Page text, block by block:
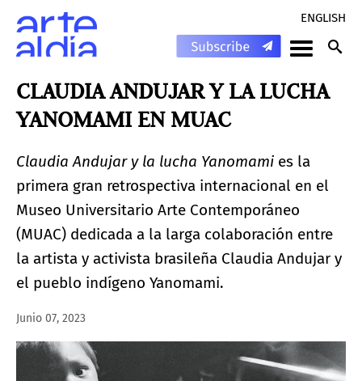
ENGLISH
CLAUDIA ANDUJAR Y LA LUCHA
YANOMAMI EN MUAC
Claudia Andujar y la lucha Yanomami es la
primera gran retrospectiva internacional en el
Museo Universitario Arte Contemporáneo
(MUAC) dedicada a la larga colaboración entre
la artista y activista brasileña Claudia Andujar y
el pueblo indígeno Yanomami.
Junio 07, 2023